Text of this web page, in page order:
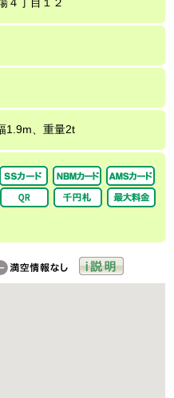
1.9m、重量2t